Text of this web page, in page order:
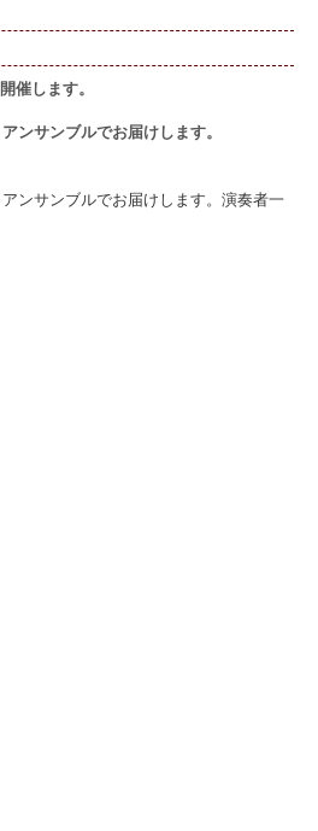
催します。
ンサンブルでお届けします。
ンサンブルでお届けします。演奏者一